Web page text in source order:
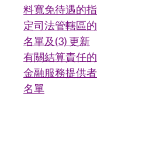
料寬免待遇的指
定司法管轄區的
名單及(3) 更新
有關結算責任的
金融服務提供者
名單